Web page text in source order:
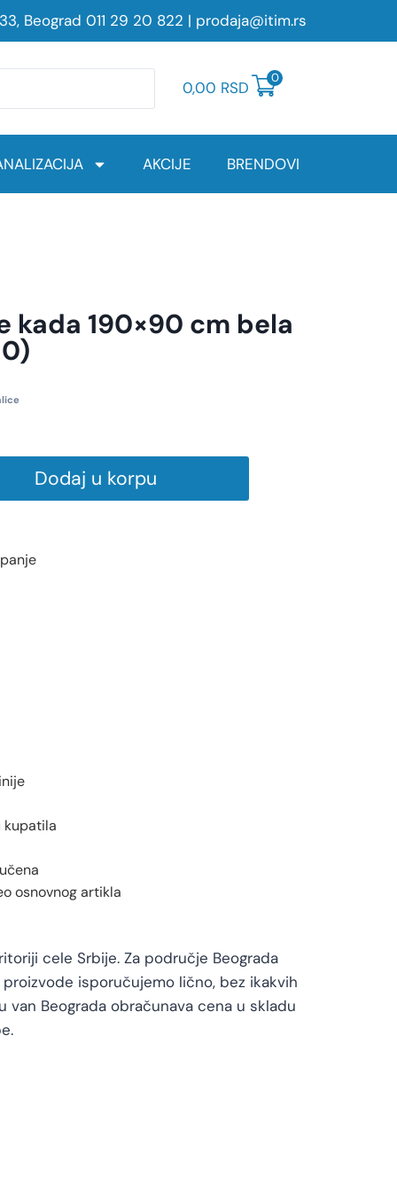
Beograd 011 29 20 822 | prodaja@itim.rs
0,00 RSD
0
AKCIJE BRENDOVI
kada 190×90 cm bela
Dodaj u korpu
kupatila
osnovnog artikla
cele Srbije. Za područje Beograda
isporučujemo lično, bez ikakvih
van Beograda obračunava cena u skladu